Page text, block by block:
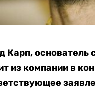
Карп, основатель
из компании в